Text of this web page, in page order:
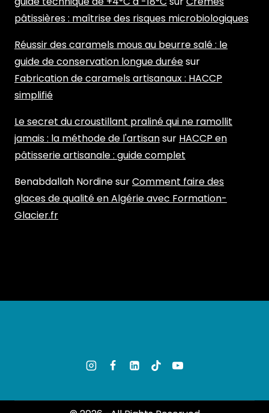
pâtissières : maîtrise des risques microbiologiques
Réussir des caramels mous au beurre salé : le
guide de conservation longue duréesur
Fabrication de caramels artisanaux : HACCP
simplifié
Le secret du croustillant praliné qui ne ramollit
jamais : la méthode de l'artisansur HACCP en
pâtisserie artisanale : guide complet
Benabdallah NordinesurComment faire des
glaces de qualité en Algérie avec Formation-
Glacier.fr